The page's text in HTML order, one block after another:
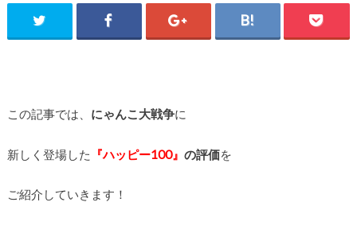
この記事では、 にゃんこ大戦争に
新しく登場した 『ハッピー100』 の評価を
ご紹介していきます！